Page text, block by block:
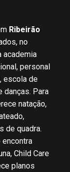
Ribeirão
no
academia
personal
escola de
danças. Para
natação,
de quadra.
encontra
Child Care
planos